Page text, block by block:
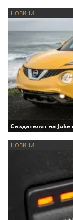
НОВИНИ
Създателят на
НОВИНИ